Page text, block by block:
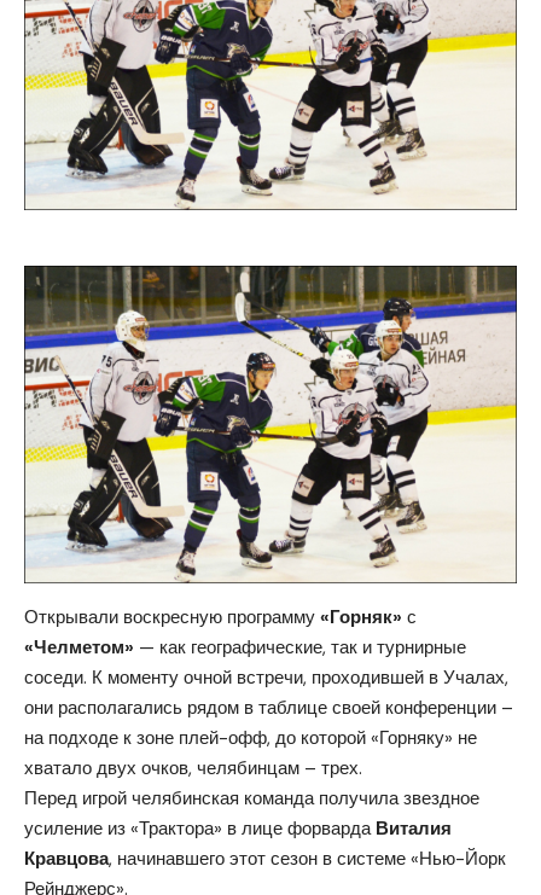
Открывали воскресную программу «Горняк» с
«Челметом» — как географические, так и турнирные
соседи. К моменту очной встречи, проходившей в Учалах,
они располагались рядом в таблице своей конференции –
на подходе к зоне плей-офф, до которой «Горняку» не
хватало двух очков, челябинцам – трех.
Перед игрой челябинская команда получила звездное
усиление из «Трактора» в лице форварда Виталия
Кравцова, начинавшего этот сезон в системе «Нью-Йорк
Рейнджерс».